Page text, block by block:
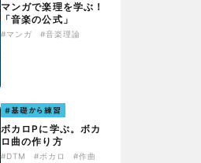
マンガで楽理を学ぶ！
「音楽の公式」
#マンガ #音楽理論
#基礎から練習
ボカロPに学ぶ。ボカ
ロ曲の作り方
#DTM #ボカロ #作曲